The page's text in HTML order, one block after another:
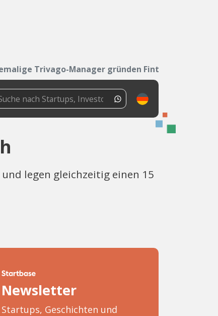
Trivago-Manager gründen Fintech
legen gleichzeitig einen 15
Newsletter
Startups, Geschichten und